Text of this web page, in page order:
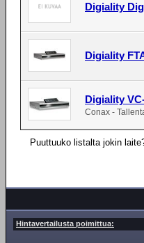
Digiality
Digiality
Digiality
Conax -
Puuttuuko listalta jokin
Hintavertailusta poimittua: